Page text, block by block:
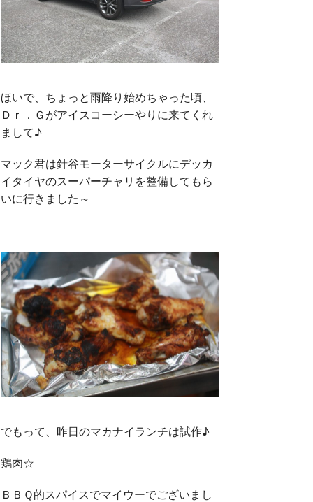
ほいで、ちょっと雨降り始めちゃった頃、
Ｄｒ．Ｇがアイスコーシーやりに来てくれ
まして♪
マック君は針谷モーターサイクルにデッカ
イタイヤのスーパーチャリを整備してもら
いに行きました～
でもって、昨日のマカナイランチは試作♪
鶏肉☆
ＢＢＱ的スパイスでマイウーでございまし